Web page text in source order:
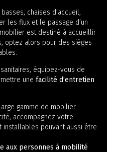
chaises d’accueil,
les flux et le passage d’un
est destiné à accueillir
optez alors pour des sièges
équipez-vous de
une facilité d’entretien
gamme de mobilier
accompagnez votre
installables pouvant aussi être
aux personnes à mobilité